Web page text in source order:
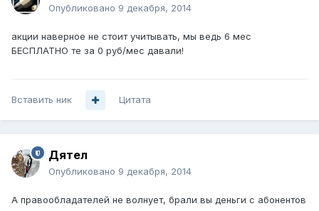
Опубликовано 9 декабря, 2014
акции наверное не стоит учитывать, мы ведь 6 мес
БЕСПЛАТНО те за 0 руб/мес давали!
Вставить ник Цитата
Дятел
Опубликовано 9 декабря, 2014
А правообладателей не волнует, брали вы деньги с абонентов